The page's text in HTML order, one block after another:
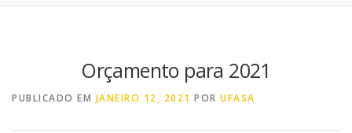
CONCURSOSOrçamento para 2021
PUBLICADO EM JANEIRO 12, 2021 POR UFASA